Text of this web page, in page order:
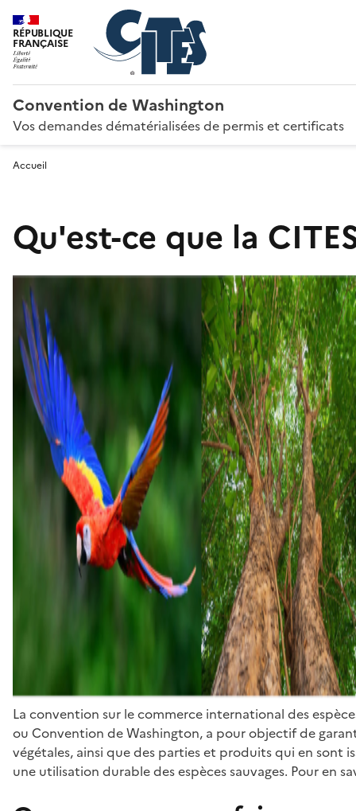
RÉPUBLIQUE
FRANÇAISE
Convention de Washington
Vos demandes dématérialisées de permis et certificats
Accueil
Qu'est-ce que la
La convention sur le commerce international des
ou Convention de Washington, a pour objectif de
végétales, ainsi que des parties et produits qui en sont
une utilisation durable des espèces sauvages. Pour en